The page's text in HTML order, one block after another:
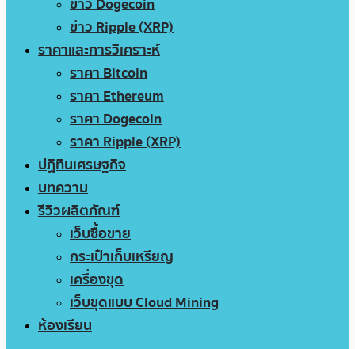
ข่าว Ripple (XRP)
ราคาและการวิเคราะห์
ราคา Bitcoin
ราคา Ethereum
ราคา Dogecoin
ราคา Ripple (XRP)
ปฏิทินเศรษฐกิจ
บทความ
รีวิวผลิตภัณฑ์
เว็บซื้อขาย
กระเป๋าเก็บเหรียญ
เครื่องขุด
เว็บขุดแบบ Cloud Mining
ห้องเรียน